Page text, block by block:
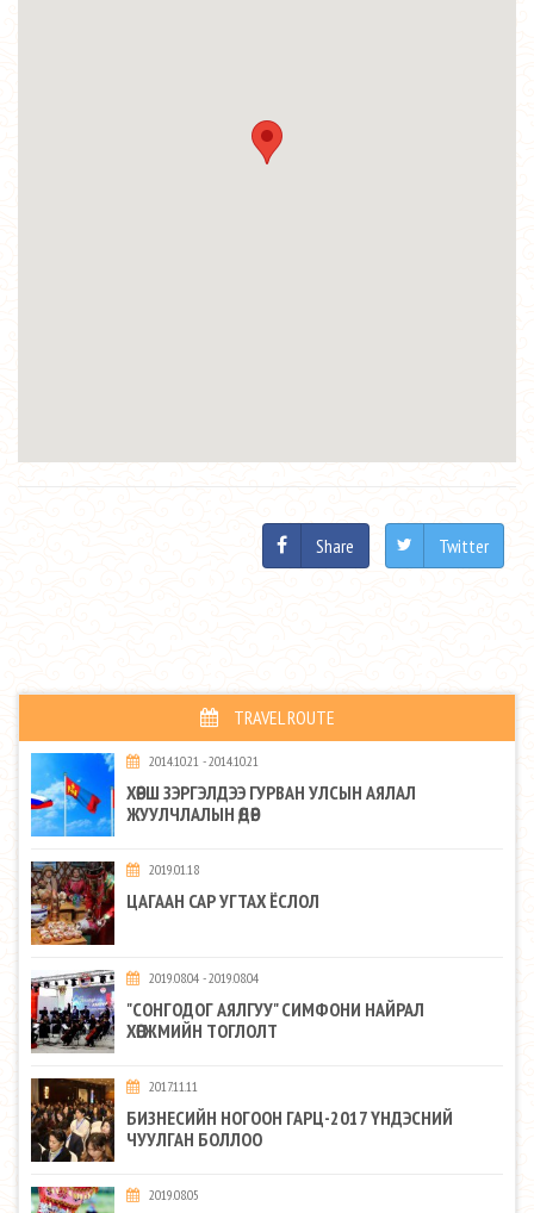
Share Twitter
TRAVEL ROUTE
2014.10.21 - 2014.10.21
ХӨРШ ЗЭРГЭЛДЭЭ ГУРВАН УЛСЫН АЯЛАЛ
ЖУУЛЧЛАЛЫН ӨДӨР
2019.01.18
ЦАГААН САР УГТАХ ЁСЛОЛ
2019.08.04 - 2019.08.04
"СОНГОДОГ АЯЛГУУ" СИМФОНИ НАЙРАЛ
ХӨГЖМИЙН ТОГЛОЛТ
2017.11.11
БИЗНЕСИЙН НОГООН ГАРЦ-2017 ҮНДЭСНИЙ
ЧУУЛГАН БОЛЛОО
2019.08.05